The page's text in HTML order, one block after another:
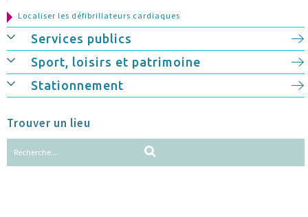
Localiser les défibrillateurs cardiaques
Services publics
Sport, loisirs et patrimoine
Stationnement
Trouver un lieu